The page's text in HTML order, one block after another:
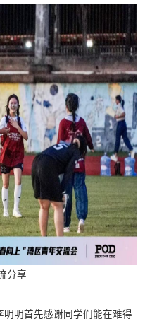
分享
明首先感谢同学们能在难得